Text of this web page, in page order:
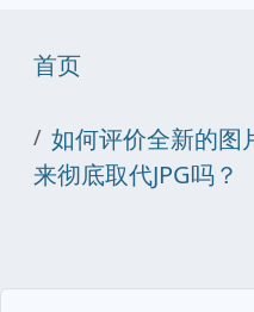
首页
如何评价全新的图
来彻底取代JPG吗？